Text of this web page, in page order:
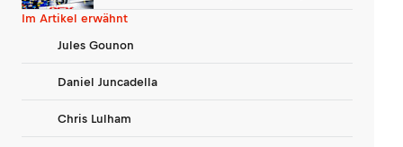
Im Artikel erwähnt
Jules Gounon
Daniel Juncadella
Chris Lulham